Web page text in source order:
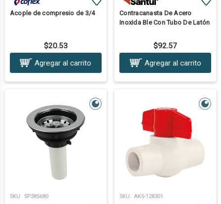
Acople de compresio de 3/4
$20.53
Agregar al carrito
Contracanasta De Acero
Inoxida Ble Con Tubo De Latón
$92.57
Agregar al carrito
SKU: SP385680 SKU: AKS-128301